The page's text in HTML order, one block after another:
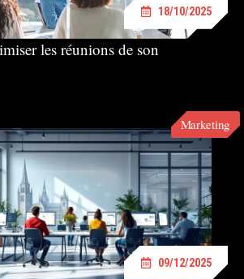
18/10/2025
les réunions de son
Marketing
09/12/2025